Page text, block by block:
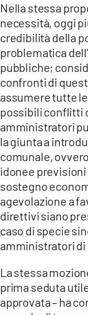
App
ANDROID
APPLE
Nella stessa
necessità, oggi
credibilità della
problematica
pubbliche;
confronti di
assumere tutte
possibili conflitti
amministratori
la giunta a
comunale,
idonee
sostegno
agevolazione a
direttivi siano
caso di specie
amministratori di
La stessa
prima seduta
approvata – ha